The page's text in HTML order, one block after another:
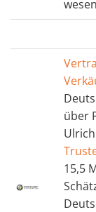
über
15,5